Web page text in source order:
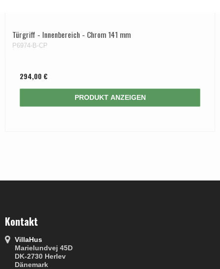
Türgriff - Innenbereich - Chrom 141 mm
P6974-B-CP
294,00 €
PRODUKT ANZEIGEN
Kontakt
VillaHus
Marielundvej 45D
DK-2730 Herlev
Dänemark